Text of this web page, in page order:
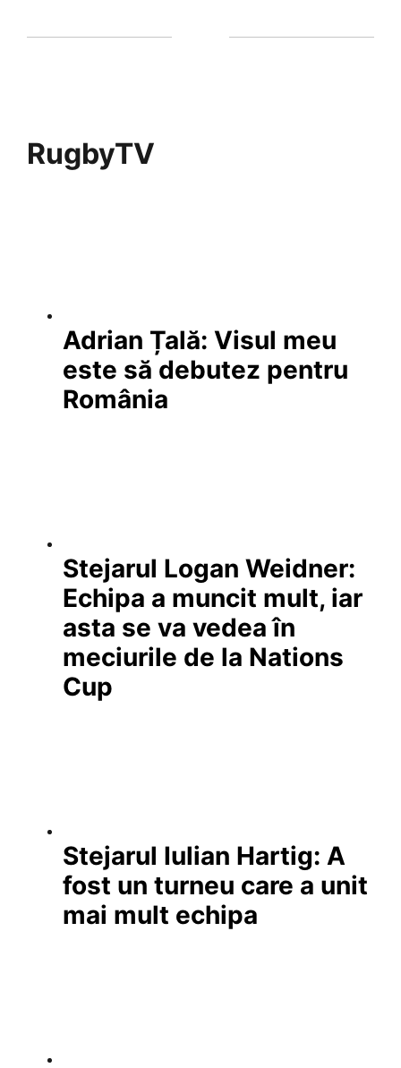
RugbyTV
Adrian Țală: Visul meu
este să debutez pentru
România
Stejarul Logan Weidner:
Echipa a muncit mult, iar
asta se va vedea în
meciurile de la Nations
Cup
Stejarul Iulian Hartig: A
fost un turneu care a unit
mai mult echipa